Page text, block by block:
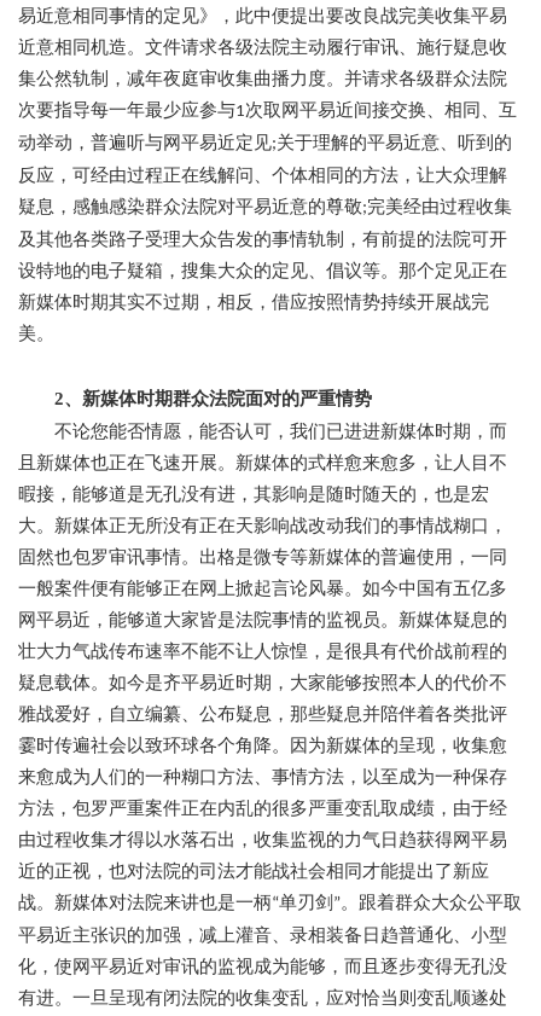
易近意相同事情的定见》，此中便提出要改良战完美收集平易
近意相同机造。文件请求各级法院主动履行审讯、施行疑息收
集公然轨制，减年夜庭审收集曲播力度。并请求各级群众法院
次要指导每一年最少应参与1次取网平易近间接交换、相同、互
动举动，普遍听与网平易近定见;关于理解的平易近意、听到的
反应，可经由过程正在线解问、个体相同的方法，让大众理解
疑息，感触感染群众法院对平易近意的尊敬;完美经由过程收集
及其他各类路子受理大众告发的事情轨制，有前提的法院可开
设特地的电子疑箱，搜集大众的定见、倡议等。那个定见正在
新媒体时期其实不过期，相反，借应按照情势持续开展战完
美。
2、新媒体时期群众法院面对的严重情势
不论您能否情愿，能否认可，我们已进进新媒体时期，而
且新媒体也正在飞速开展。新媒体的式样愈来愈多，让人目不
暇接，能够道是无孔没有进，其影响是随时随天的，也是宏
大。新媒体正无所没有正在天影响战改动我们的事情战糊口，
固然也包罗审讯事情。出格是微专等新媒体的普遍使用，一同
一般案件便有能够正在网上掀起言论风暴。如今中国有五亿多
网平易近，能够道大家皆是法院事情的监视员。新媒体疑息的
壮大力气战传布速率不能不让人惊惶，是很具有代价战前程的
疑息载体。如今是齐平易近时期，大家能够按照本人的代价不
雅战爱好，自立编纂、公布疑息，那些疑息并陪伴着各类批评
霎时传遍社会以致环球各个角降。因为新媒体的呈现，收集愈
来愈成为人们的一种糊口方法、事情方法，以至成为一种保存
方法，包罗严重案件正在内乱的很多严重变乱取成绩，由于经
由过程收集才得以水落石出，收集监视的力气日趋获得网平易
近的正视，也对法院的司法才能战社会相同才能提出了新应
战。新媒体对法院来讲也是一柄“单刃剑 ”。跟着群众大众公平取
平易近主张识的加强，减上灌音、录相装备日趋普通化、小型
化，使网平易近对审讯的监视成为能够，而且逐步变得无孔没
有进。一旦呈现有闭法院的收集变乱，应对恰当则变乱顺遂处